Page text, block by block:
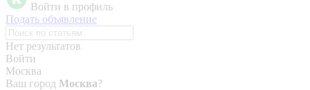
Войти в профиль
Подать объявление
Нет результатов
Войти
Москва
Ваш город Москва?